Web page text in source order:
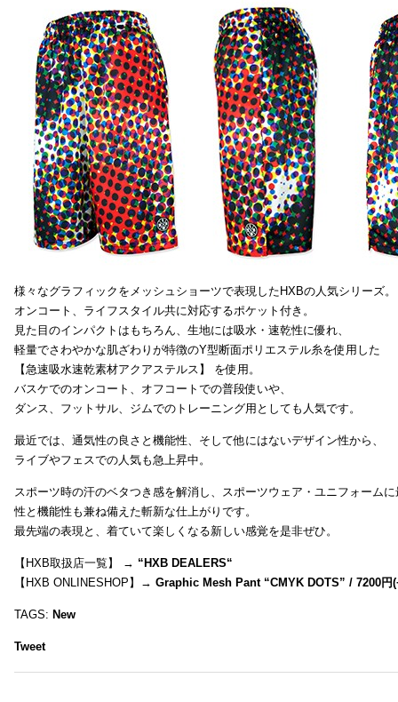
様々なグラフィックをメッシュショーツで表現したHXBの人気シリーズ。
オンコート、ライフスタイル共に対応するポケット付き。
見た目のインパクトはもちろん、生地には吸水・速乾性に優れ、
軽量でさわやかな肌ざわりが特徴のY型断面ポリエステル糸を使用した
【急速吸水速乾素材アクアステルス】 を使用。
バスケでのオンコート、オフコートでの普段使いや、
ダンス、フットサル、ジムでのトレーニング用としても人気です。
最近では、通気性の良さと機能性、そして他にはないデザイン性から、
ライブやフェスでの人気も急上昇中。
スポーツ時の汗のベタつき感を解消し、スポーツウェア・ユニフォーム
性と機能性も兼ね備えた斬新な仕上がりです。
最先端の表現と、着ていて楽しくなる新しい感覚を是非ぜひ。
【HXB取扱店一覧】 → “HXB DEALERS“
【HXB ONLINESHOP】→ Graphic Mesh Pant “CMYK DOTS” / 7200円
TAGS: New
Tweet